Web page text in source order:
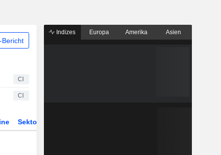
Bericht
CI
CI
Sektor
Indizes Europa Amerika Asien